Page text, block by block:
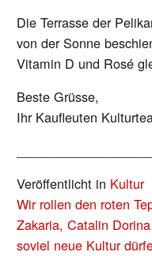
Die Terrasse der
von der Sonne
Vitamin D und Rosé
Beste Grüsse,
Ihr Kaufleuten
Veröffentlicht in Kultur
BEITRAGS-
NAVIGATION
Wir rollen den roten
Zakaria, Catalin
soviel neue Kultur